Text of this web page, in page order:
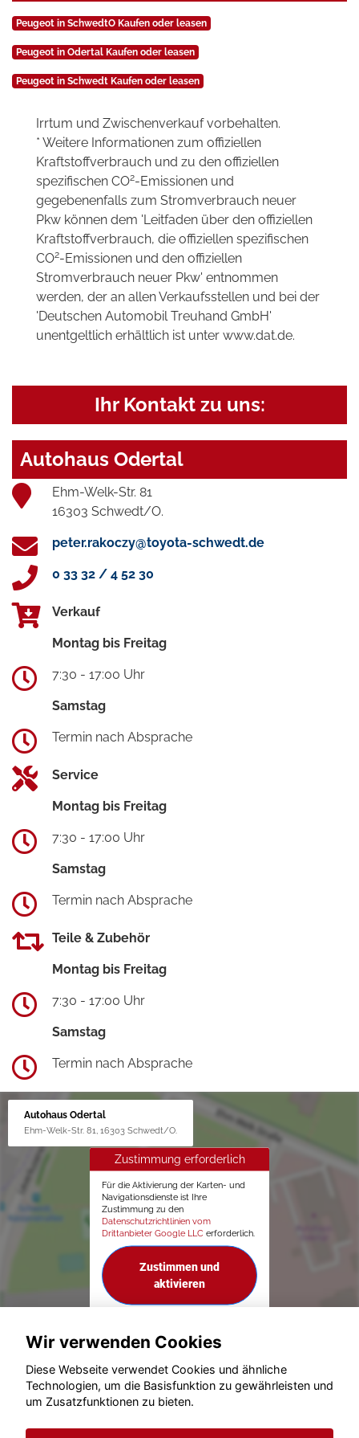
Peugeot in SchwedtO Kaufen oder leasen
Peugeot in Odertal Kaufen oder leasen
Peugeot in Schwedt Kaufen oder leasen
Irrtum und Zwischenverkauf vorbehalten.
* Weitere Informationen zum offiziellen
Kraftstoffverbrauch und zu den offiziellen
spezifischen CO2-Emissionen und
gegebenenfalls zum Stromverbrauch neuer
Pkw können dem 'Leitfaden über den offiziellen
Kraftstoffverbrauch, die offiziellen spezifischen
CO2-Emissionen und den offiziellen
Stromverbrauch neuer Pkw' entnommen
werden, der an allen Verkaufsstellen und bei der
'Deutschen Automobil Treuhand GmbH'
unentgeltlich erhältlich ist unter www.dat.de.
Ihr Kontakt zu uns:
Autohaus Odertal
Ehm-Welk-Str. 81
16303 Schwedt/O.
peter.rakoczy@toyota-schwedt.de
0 33 32 / 4 52 30
Verkauf
Montag bis Freitag
7:30 - 17:00 Uhr
Samstag
Termin nach Absprache
Service
Montag bis Freitag
7:30 - 17:00 Uhr
Samstag
Termin nach Absprache
Teile & Zubehör
Montag bis Freitag
7:30 - 17:00 Uhr
Samstag
Termin nach Absprache
Autohaus Odertal
Ehm-Welk-Str. 81, 16303 Schwedt/O.
Zustimmung erforderlich
Für die Aktivierung der Karten- und
Navigationsdienste ist Ihre
Zustimmung zu den
Datenschutzrichtlinien vom
Drittanbieter Google LLC erforderlich.
Zustimmen und
aktivieren
© konjunkturmotor.de GmbH 2020 - 2026
Wir verwenden Cookies
Diese Webseite verwendet Cookies und ähnliche
Technologien, um die Basisfunktion zu gewährleisten und
um Zusatzfunktionen zu bieten.